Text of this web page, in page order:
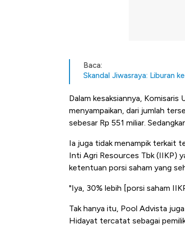
Baca:
Skandal Jiwasraya: Liburan
Dalam kesaksiannya,
menyampaikan, dari jumlah
sebesar Rp 551 miliar.
Ia juga tidak menampik terkait
Inti Agri Resources Tbk (IIKP)
ketentuan porsi saham yang
"Iya, 30% lebih [porsi saham
Tak hanya itu, Pool Advista
Hidayat tercatat sebagai
Kongo Tutup